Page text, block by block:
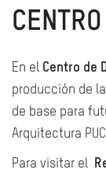
En el Centro de
producción de
de base para
Arquitectura
Para visitar el